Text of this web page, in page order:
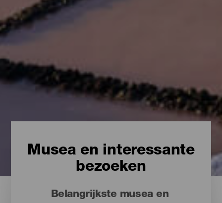
Musea en interessante
bezoeken
Belangrijkste musea en